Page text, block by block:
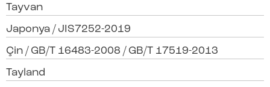
Tayvan
Japonya / JIS7252-2019
Çin / GB/T 16483-2008 / GB/T 17519-2013
Tayland